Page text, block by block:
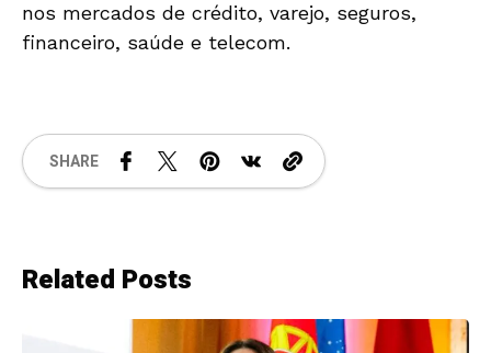
nos mercados de crédito, varejo, seguros,
financeiro, saúde e telecom.
SHARE
Related Posts